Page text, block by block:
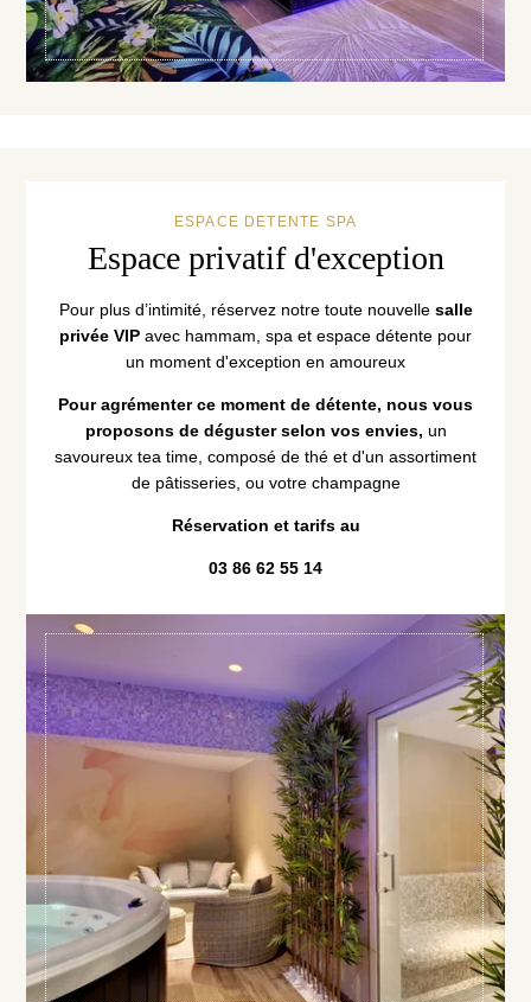
ESPACE DETENTE SPA
Espace privatif d'exception
Pour plus d’intimité, réservez notre toute nouvelle salle
privée VIP avec hammam, spa et espace détente pour
un moment d'exception en amoureux
Pour agrémenter ce moment de détente, nous vous
proposons de déguster selon vos envies, un
savoureux tea time, composé de thé et d'un assortiment
de pâtisseries, ou votre champagne
Réservation et tarifs au
03 86 62 55 14
Bien-être & Spa
Maison de Famille
Séminaires & Evènements
Offres & forfaits
Activités
Boutique et coffrets cadeaux
Environnement & Biodiversité
Galerie Photos
Contact & accès
Club Noir & Or
Recrutement